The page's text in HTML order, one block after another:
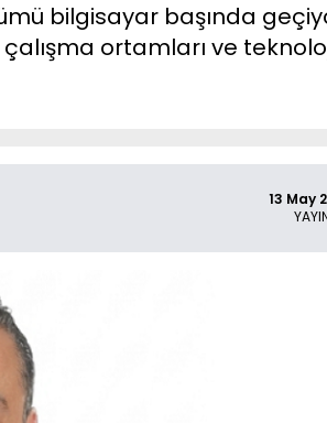
bilgisayar başında
ortamları ve
13 May